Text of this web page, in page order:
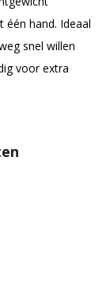
één hand. Ideaal
snel willen
voor extra